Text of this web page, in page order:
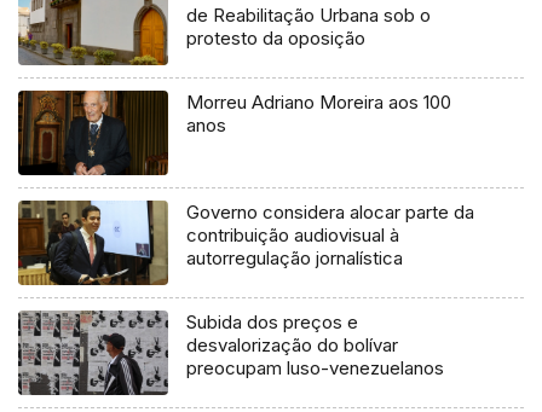
de Reabilitação Urbana sob o
protesto da oposição
Morreu Adriano Moreira aos 100
anos
Governo considera alocar parte da
contribuição audiovisual à
autorregulação jornalística
Subida dos preços e
desvalorização do bolívar
preocupam luso-venezuelanos